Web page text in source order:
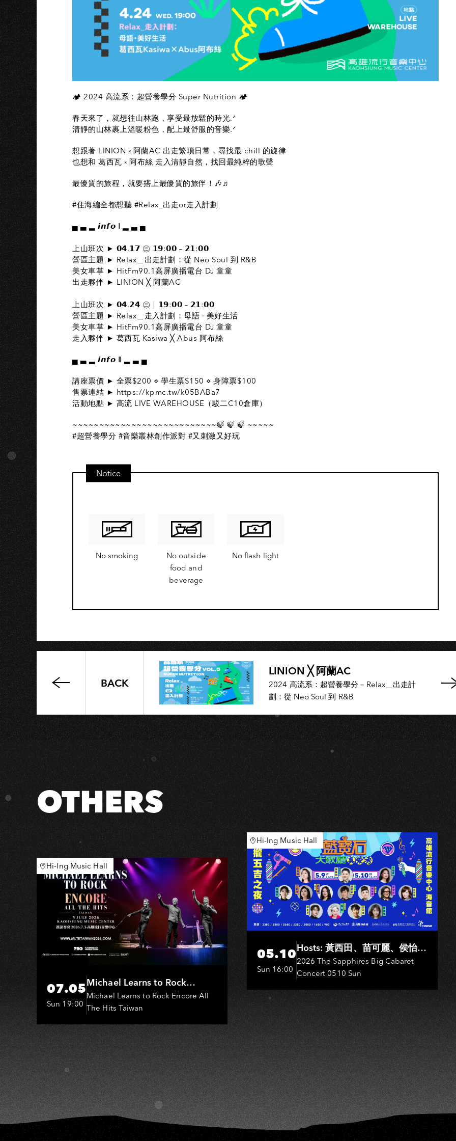
🏕️ 2024 高流系：超營養學分 Super Nutrition 🏕️
春天來了，就想往山林跑，享受最放鬆的時光.ᐟ
清靜的山林裹上溫暖粉色，配上最舒服的音樂.ᐟ
想跟著 LINION ༝ 阿蘭AC 出走繁瑣日常，尋找最 chill 的旋律
也想和 葛西瓦 ༝ 阿布絲 走入清靜自然，找回最純粹的歌聲
最優質的旅程，就要搭上最優質的旅伴！🎶♬
#住海編全都想聽 #Relax_出走or走入計劃
▄ ▃ ▂ 𝙞𝙣𝙛𝙤 Ⅰ ▂ ▃ ▄
上山班次 ► 𝟬𝟰.𝟭𝟳 ㊂ 𝟭𝟵:𝟬𝟬 – 𝟮𝟭:𝟬𝟬
營區主題 ► Relax＿出走計劃：從 Neo Soul 到 R&B
美女車掌 ► HitFm90.1高屏廣播電台 DJ 童童
出走夥伴 ► LINION ╳ 阿蘭AC
上山班次 ► 𝟬𝟰.𝟮𝟰 ㊂｜𝟭𝟵:𝟬𝟬 – 𝟮𝟭:𝟬𝟬
營區主題​ ► Relax＿走入計劃：母語 · 美好生活
美女車掌 ► HitFm90.1高屏廣播電台 DJ 童童
走入夥伴 ► 葛西瓦 Kasiwa ╳ Abus 阿布絲
▄ ▃ ▂ 𝙞𝙣𝙛𝙤 Ⅱ ▂ ▃ ▄
講座票價 ► 全票$200 ⋄ 學生票$150 ⋄ 身障票$100
售票連結 ► https://kpmc.tw/k05BABa7
活動地點 ► 高流 LIVE WAREHOUSE（駁二C10倉庫）
~~~~~~~~~~~~~~~~~~~~~~~~~~~🍃 🍃 🍃 ~~~~~
#超營養學分 #音樂叢林創作派對 #又刺激又好玩
Notice
No smoking
No outside
food and
beverage
No flash light
《回
郵》
巡
迴
BACK
LINION ╳ 阿蘭AC
2024 高流系：超營養學分－Relax＿出走計
劃：從 Neo Soul 到 R&B
OTHERS
Hi-Ing Music Hall
07.05
Sun 19:00
Michael Learns to Rock
(MLTR)
Michael Learns to Rock Encore All
The Hits Taiwan
Hi-Ing Music Hall
05.10
Sun 16:00
Hosts: 黃西田、苗可麗、侯怡
君．Entertainers: 葉啟田、鳥來
嬤-吳敏、王彩樺、王瑞霞、吳
淑敏、施文彬、邵大倫、曹雅
雯、陳孟賢、黃露瑤
2026 The Sapphires Big Cabaret
Concert 0510 Sun